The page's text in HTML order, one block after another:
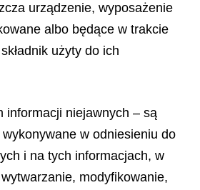
urządzenie, wyposażenie
albo będące w trakcie
użyty do ich
informacji niejawnych – są
w odniesieniu do
i na tych informacjach, w
modyfikowanie,